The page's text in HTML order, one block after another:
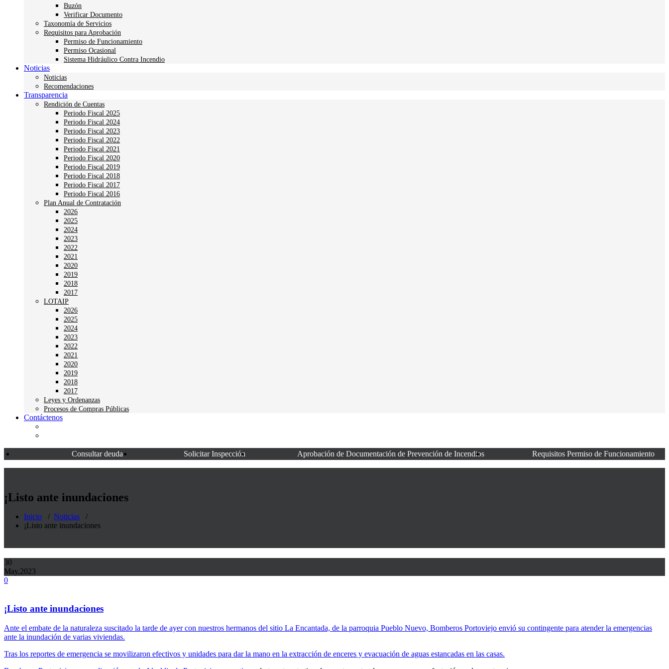
Buzón
Verificar Documento
Taxonomía de Servicios
Requisitos para Aprobación
Permiso de Funcionamiento
Permiso Ocasional
Sistema Hidráulico Contra Incendio
Noticias
Noticias
Recomendaciones
Transparencia
Rendición de Cuentas
Periodo Fiscal 2025
Periodo Fiscal 2024
Periodo Fiscal 2023
Periodo Fiscal 2022
Periodo Fiscal 2021
Periodo Fiscal 2020
Periodo Fiscal 2019
Periodo Fiscal 2018
Periodo Fiscal 2017
Periodo Fiscal 2016
Plan Anual de Contratación
2026
2025
2024
2023
2022
2021
2020
2019
2018
2017
LOTAIP
2026
2025
2024
2023
2022
2021
2020
2019
2018
2017
Leyes y Ordenanzas
Procesos de Compras Públicas
Contáctenos
Consultar deuda Solicitar Inspección Aprobación de Documentación de Prevención de Incendios Requisitos Permiso de Funcionamiento
¡Listo ante inundaciones
Inicio / Noticias /
¡Listo ante inundaciones
30
May,2023
0
¡Listo ante inundaciones
Ante el embate de la naturaleza suscitado la tarde de ayer con nuestros hermanos del sitio La Encantada, de la parroquia Pueblo Nuevo, Bomberos Portoviejo envió su contingente para atender la emergencias
ante la inundación de varias viviendas.
Tras los reportes de emergencia se movilizaron efectivos y unidades para dar la mano en la extracción de enceres y evacuación de aguas estancadas en las casas.